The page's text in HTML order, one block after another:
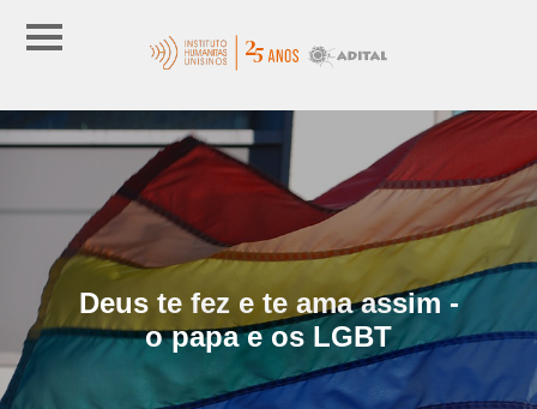
Deus te fez e te ama assim -
o papa e os LGBT